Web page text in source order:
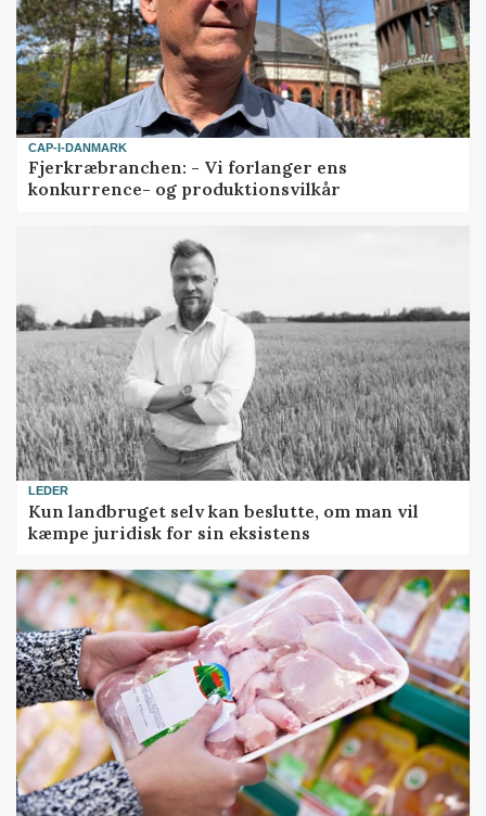
CAP-I-DANMARK
Fjerkræbranchen: - Vi forlanger ens
konkurrence- og produktionsvilkår
LEDER
Kun landbruget selv kan beslutte, om man vil
kæmpe juridisk for sin eksistens